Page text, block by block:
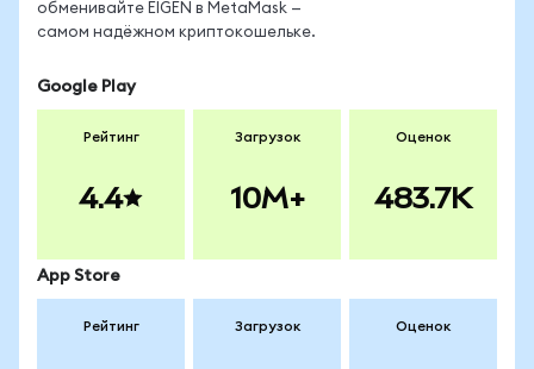
обменивайте EIGEN в MetaMask —
самом надёжном криптокошельке.
Google Play
Рейтинг
4.4
Загрузок
10M+
Оценок
483.7K
App Store
Рейтинг Загрузок Оценок